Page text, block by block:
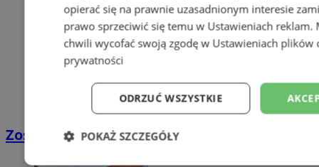
Zostań kierowcą w DPD
opierać się na prawnie uzasadnionym interesie
prawo sprzeciwić się temu w Ustawieniach reklam.
chwili wycofać swoją zgodę w Ustawieniach plików
prywatności
ODRZUĆ WSZYSTKIE
POKAŻ SZCZEGÓŁY